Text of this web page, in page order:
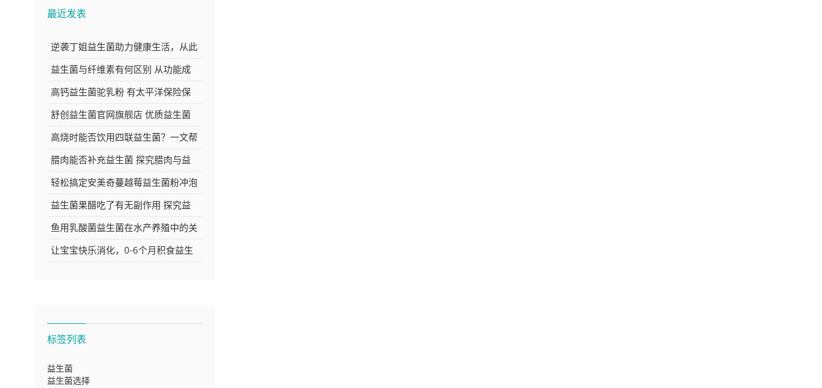
最近发表
逆袭丁姐益生菌助力健康生活，从此
告别肠胃困扰焕发新活力
益生菌与纤维素有何区别 从功能成
分等方面深度解析
高钙益生菌驼乳粉 有太平洋保险保
障 品质与安心的双重选择
舒创益生菌官网旗舰店 优质益生菌
产品的选购好去处
高烧时能否饮用四联益生菌？一文帮
你解答
腊肉能否补充益生菌 探究腊肉与益
生菌的关系
轻松搞定安美奇蔓越莓益生菌粉冲泡
方法，让你的每日养生更简单
益生菌果醋吃了有无副作用 探究益
生菌果醋的安全性
鱼用乳酸菌益生菌在水产养殖中的关
键作用与应用探讨
让宝宝快乐消化，0-6个月积食益生
标签列表
益生菌
益生菌选择